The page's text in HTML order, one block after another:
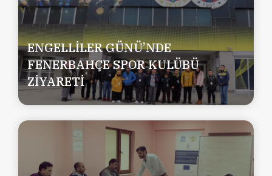
ENGELLİLER GÜNÜ’NDE
FENERBAHÇE SPOR KULÜBÜ
ZİYARETİ